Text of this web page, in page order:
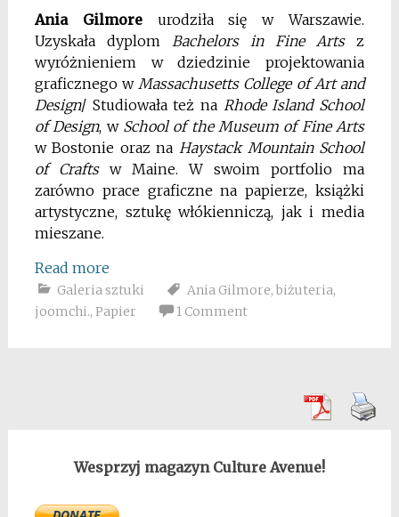
Ania Gilmoreurodziła się w Warszawie.
Uzyskała dyplom
Bachelors in Fine Artsz
wyróżnieniem w dziedzinie projektowania
graficznego w Massachusetts College of Art and
Design/ Studiowała też na Rhode Island School
of Design, w School of the Museum of Fine Arts
w Bostonie oraz na Haystack Mountain School
of Craftsw Maine. W swoim portfolio ma
zarówno prace graficzne na papierze, książki
artystyczne, sztukę włókienniczą, jak i media
mieszane.
Read more
Galeria sztuki Ania Gilmore, biżuteria,
joomchi., Papier 1 Comment
Wesprzyj magazyn Culture Avenue!